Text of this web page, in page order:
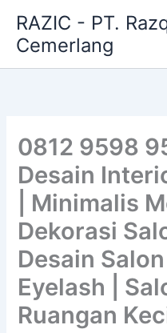
content
RAZIC - PT.
Cemerlang
0812 9598
Desain
| Minimalis
Dekorasi
Desain
Eyelash |
Ruangan